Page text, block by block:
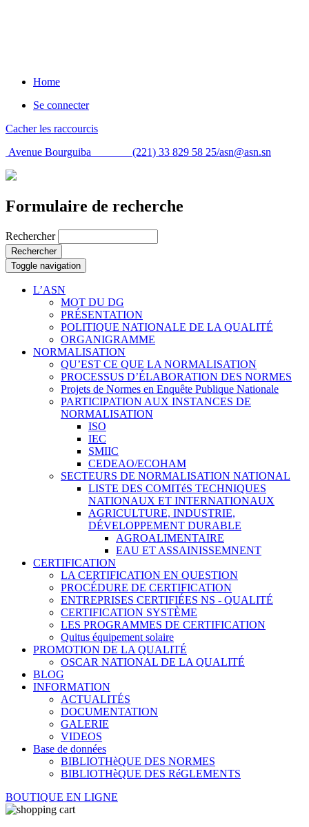
Home
Se connecter
Cacher les raccourcis
Avenue Bourguiba (221) 33 829 58 25/asn@asn.sn
Formulaire de recherche
Rechercher
Rechercher
Toggle navigation
L’ASN
MOT DU DG
PRÉSENTATION
POLITIQUE NATIONALE DE LA QUALITÉ
ORGANIGRAMME
NORMALISATION
QU’EST CE QUE LA NORMALISATION
PROCESSUS D’ÉLABORATION DES NORMES
Projets de Normes en Enquête Publique Nationale
PARTICIPATION AUX INSTANCES DE
NORMALISATION
ISO
IEC
SMIIC
CEDEAO/ECOHAM
SECTEURS DE NORMALISATION NATIONAL
LISTE DES COMITéS TECHNIQUES
NATIONAUX ET INTERNATIONAUX
AGRICULTURE, INDUSTRIE,
DÉVELOPPEMENT DURABLE
AGROALIMENTAIRE
EAU ET ASSAINISSEMNENT
CERTIFICATION
LA CERTIFICATION EN QUESTION
PROCÉDURE DE CERTIFICATION
ENTREPRISES CERTIFIÉES NS - QUALITÉ
CERTIFICATION SYSTÈME
LES PROGRAMMES DE CERTIFICATION
Quitus équipement solaire
PROMOTION DE LA QUALITÉ
OSCAR NATIONAL DE LA QUALITÉ
BLOG
INFORMATION
ACTUALITÉS
DOCUMENTATION
GALERIE
VIDEOS
Base de données
BIBLIOTHèQUE DES NORMES
BIBLIOTHèQUE DES RéGLEMENTS
BOUTIQUE EN LIGNE